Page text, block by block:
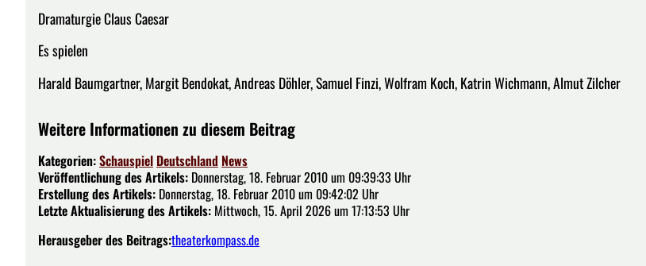
Dramaturgie Claus Caesar
Es spielen
Harald Baumgartner, Margit Bendokat, Andreas Döhler, Samuel Finzi, Wolfram Koch, Katrin Wichmann, Almut Zilcher
Weitere Informationen zu diesem Beitrag
Kategorien:Schauspiel Deutschland News
Veröffentlichung des Artikels: Donnerstag, 18. Februar 2010 um 09:39:33 Uhr
Erstellung des Artikels: Donnerstag, 18. Februar 2010 um 09:42:02 Uhr
Letzte Aktualisierung des Artikels: Mittwoch, 15. April 2026 um 17:13:53 Uhr
Herausgeber des Beitrags:theaterkompass.de